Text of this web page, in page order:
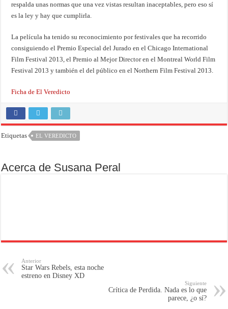
respalda unas normas que una vez vistas resultan inaceptables, pero eso sí
es la ley y hay que cumplirla.
La película ha tenido su reconocimiento por festivales que ha recorrido
consiguiendo el Premio Especial del Jurado en el Chicago International
Film Festival 2013, el Premio al Mejor Director en el Montreal World Film
Festival 2013 y también el del público en el Northern Film Festival 2013.
Ficha de El Veredicto
Etiquetas EL VEREDICTO
Acerca de Susana Peral
Anterior
Star Wars Rebels, esta noche
estreno en Disney XD
Siguiente
Crítica de Perdida. Nada es lo que
parece, ¿o sí?